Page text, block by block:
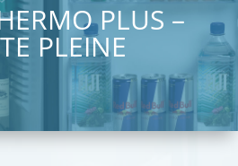
PLUS –
PLEINE